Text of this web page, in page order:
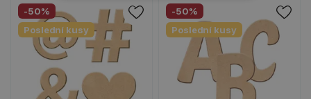
-50%
Poslední kusy
-50%
Poslední kusy